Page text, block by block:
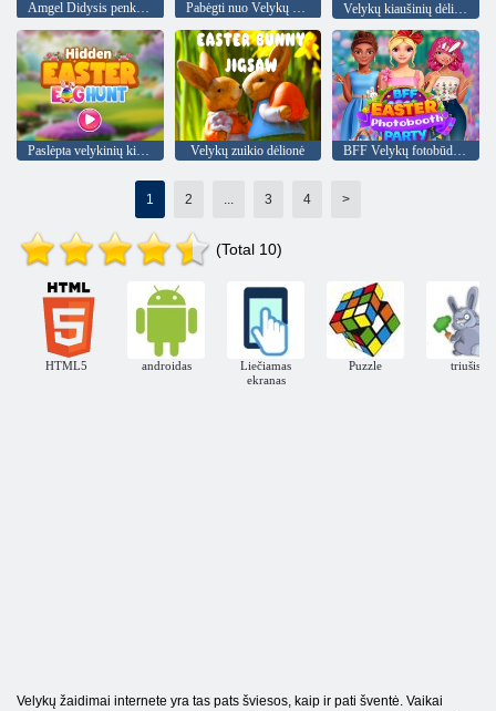
Velykų kiaušinių dėlionė
Velykų zuikio dėlionė
1 2 3 4 >
(Total 10)
HTML5 androidas
Liečiamas
ekranas
Puzzle triušis
Velykų žaidimai internete yra tas pats šviesos, kaip ir pati šventė. Vaikai